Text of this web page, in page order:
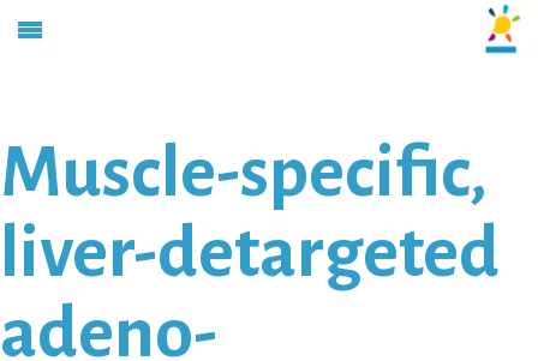
Muscle-specific,
liver-detargeted
adeno-